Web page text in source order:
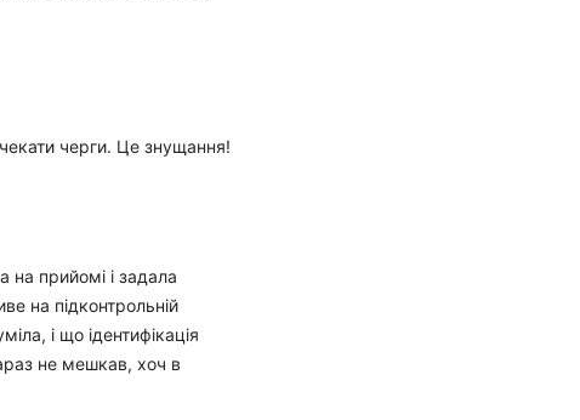
черги. Це знущання!
прийомі і задала
на підконтрольній
і що ідентифікація
не мешкав, хоч в